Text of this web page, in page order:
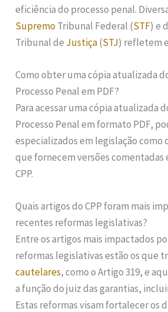
eficiência do processo penal.
SupremoTribunal Federal (STF) e
Tribunal de Justiça(STJ) refletem
Como obter uma cópia atualizada
Processo Penal em PDF?
Para acessar uma cópia atualizada
Processo Penal em formato PDF,
especializados em legislação como
que fornecem versões comentadas
CPP.
Quais artigos do CPP foram mais
recentes reformas legislativas?
Entre os artigos mais impactados
reformas legislativas estão os que
cautelares, como o Artigo 319, e
a função do juiz das garantias,
Estas reformas visam fortalecer os